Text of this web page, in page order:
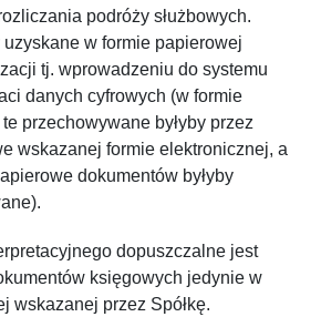
podróży służbowych.
w formie papierowej
tj. wprowadzeniu do systemu
danych cyfrowych (w formie
przechowywane byłyby przez
wskazanej formie elektronicznej, a
dokumentów byłyby
dopuszczalne jest
księgowych jedynie w
wskazanej przez Spółkę.